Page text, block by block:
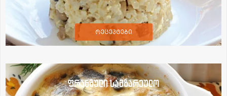
რეცეპტები
ფრანგული სამზარეულო